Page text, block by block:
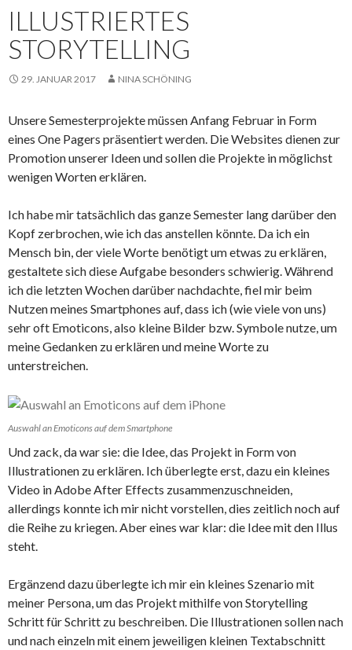
ILLUSTRIERTES
STORYTELLING
29. JANUAR 2017 NINA SCHÖNING
Unsere Semesterprojekte müssen Anfang Februar in Form
eines One Pagers präsentiert werden. Die Websites dienen zur
Promotion unserer Ideen und sollen die Projekte in möglichst
wenigen Worten erklären.
Ich habe mir tatsächlich das ganze Semester lang darüber den
Kopf zerbrochen, wie ich das anstellen könnte. Da ich ein
Mensch bin, der viele Worte benötigt um etwas zu erklären,
gestaltete sich diese Aufgabe besonders schwierig. Während
ich die letzten Wochen darüber nachdachte, fiel mir beim
Nutzen meines Smartphones auf, dass ich (wie viele von uns)
sehr oft Emoticons, also kleine Bilder bzw. Symbole nutze, um
meine Gedanken zu erklären und meine Worte zu
unterstreichen.
Auswahl an Emoticons auf dem Smartphone
Und zack, da war sie: die Idee, das Projekt in Form von
Illustrationen zu erklären. Ich überlegte erst, dazu ein kleines
Video in Adobe After Effects zusammenzuschneiden,
allerdings konnte ich mir nicht vorstellen, dies zeitlich noch auf
die Reihe zu kriegen. Aber eines war klar: die Idee mit den Illus
steht.
Ergänzend dazu überlegte ich mir ein kleines Szenario mit
meiner Persona, um das Projekt mithilfe von Storytelling
Schritt für Schritt zu beschreiben. Die Illustrationen sollen nach
und nach einzeln mit einem jeweiligen kleinen Textabschnitt